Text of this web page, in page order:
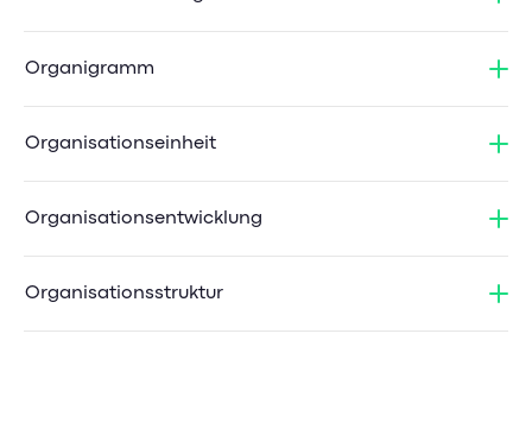
Organigramm
Organisationseinheit
Organisationsentwicklung
Organisationsstruktur